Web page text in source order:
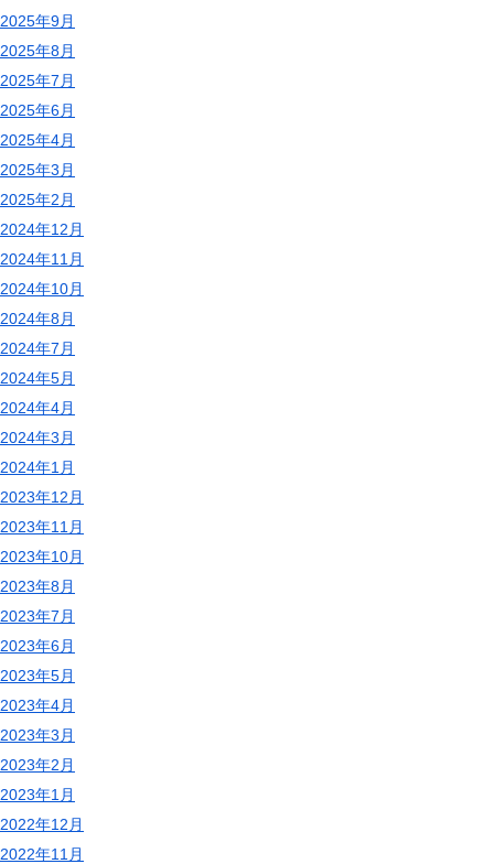
2025年9月
2025年8月
2025年7月
2025年6月
2025年4月
2025年3月
2025年2月
2024年12月
2024年11月
2024年10月
2024年8月
2024年7月
2024年5月
2024年4月
2024年3月
2024年1月
2023年12月
2023年11月
2023年10月
2023年8月
2023年7月
2023年6月
2023年5月
2023年4月
2023年3月
2023年2月
2023年1月
2022年12月
2022年11月